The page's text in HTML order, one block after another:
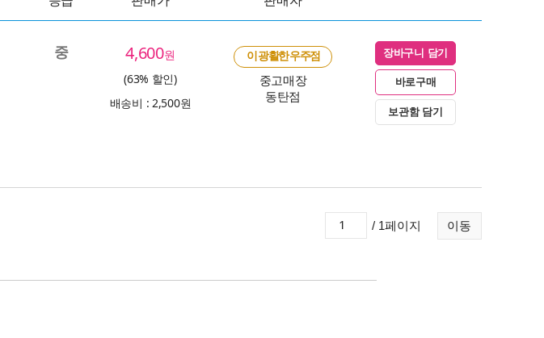
중 4,600원
(63% 할인)
배송비 : 2,500원
이 광활한 우주점
중고매장
동탄점
장바구니 담기
바로구매
보관함 담기
이동
/ 1페이지